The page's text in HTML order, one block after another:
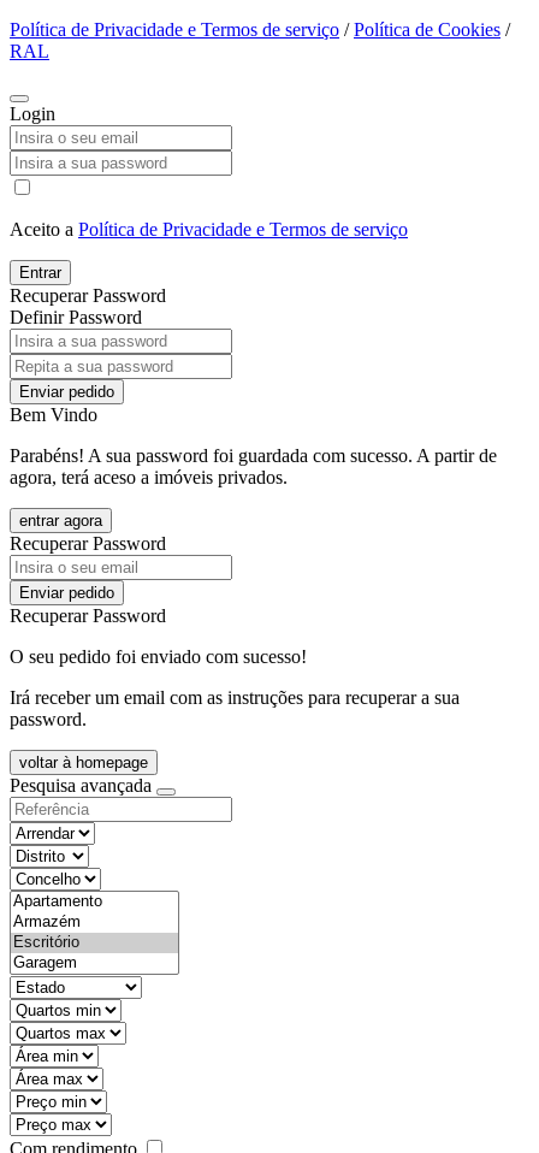
Política de Privacidade e Termos de serviço /Política de Cookies /
RAL
Login
Aceito a Política de Privacidade e Termos de serviço
Entrar
Recuperar Password
Definir Password
Enviar pedido
Bem Vindo
Parabéns! A sua password foi guardada com sucesso. A partir de
agora, terá aceso a imóveis privados.
entrar agora
Recuperar Password
Enviar pedido
Recuperar Password
O seu pedido foi enviado com sucesso!
Irá receber um email com as instruções para recuperar a sua
password.
voltar à homepage
Pesquisa avançada
objective
districtId
countyId
types
state
mintypo
maxtypo
minarea
maxarea
minprice
maxprice
Com rendimento